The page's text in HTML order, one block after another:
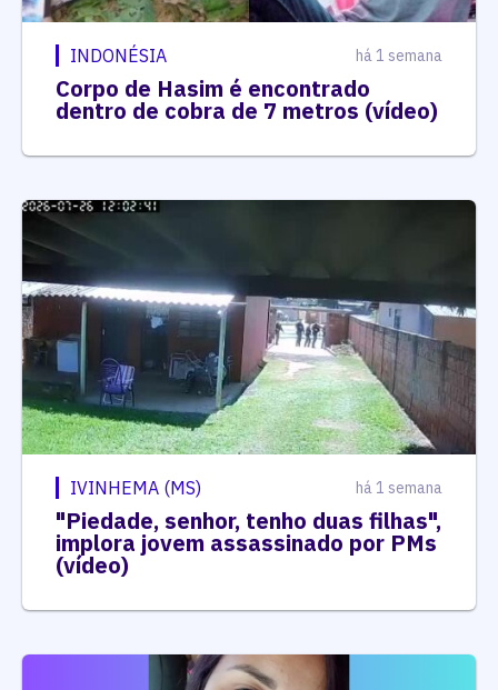
INDONÉSIA há 1 semana
Corpo de Hasim é encontrado
dentro de cobra de 7 metros (vídeo)
IVINHEMA (MS) há 1 semana
"Piedade, senhor, tenho duas filhas",
implora jovem assassinado por PMs
(vídeo)